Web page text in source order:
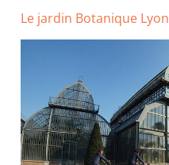
Le jardin Botanique Lyon